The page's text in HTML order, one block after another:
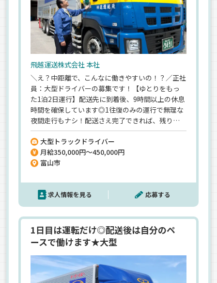
飛越運送株式会社 本社
＼え？中距離で、こんなに働きやすいの！？／正社
員：大型ドライバーの募集です！【ゆとりをもっ
た1泊2日運行】配送先に到着後、9時間以上の休息
時間を確保しています◎1往復のみの運行で無理な
夜間走行もナシ！配送さえ完了できれば、残りの
時間は裁量を持って働けます♪【負担は少なめ】
平ボディ＝重労働というイメージを持たれがちで
すが、実際は手積み手降ろしはそこまで多くな
く、シート掛け作業も必要な案件のみなので、無理
期休暇も事前相談で対応可能◎とにかく働きやす
い「中距離」をお探しの方にピッタリです★
大型トラックドライバー
月給350,000円～450,000円
富山市
求人情報を見る 応募する
1日目は運転だけ◎配送後は自分のペ
ースで働けます★大型